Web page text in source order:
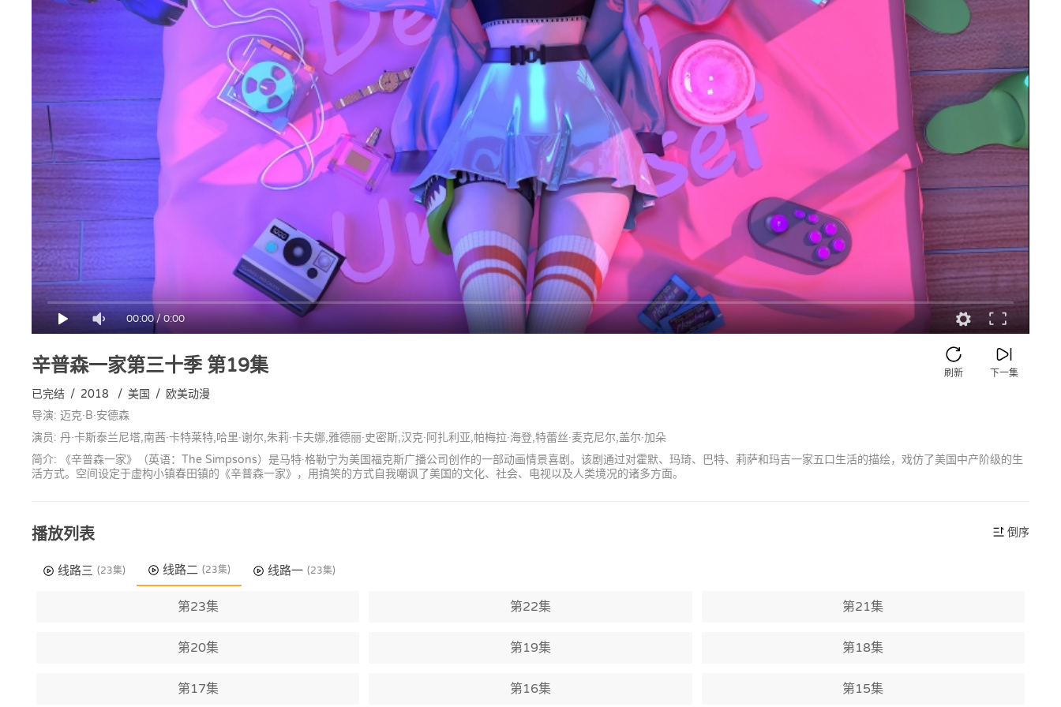
00:00/0:00
辛普森一家第三十季第19集 下一集
刷新
已完结 / 2018 / 美国 / 欧美动漫
导演: 迈克·B·安德森
演员: 丹·卡斯泰兰尼塔,南茜·卡特莱特,哈里·谢尔,朱莉·卡夫娜,雅德丽·史密斯,汉克·阿扎利亚,帕梅拉·海登,特蕾丝·麦克尼尔,盖尔·加朵
简介: 《辛普森一家》（英语：The Simpsons）是马特·格勒宁为美国福克斯广播公司创作的一部动画情景喜剧。该剧通过对霍默、玛琦、巴特、莉萨和玛吉一家五口生活的描绘，戏仿了美国中产阶级的生
活方式。空间设定于虚构小镇春田镇的《辛普森一家》，用搞笑的方式自我嘲讽了美国的文化、社会、电视以及人类境况的诸多方面。
播放列表 倒序
线路三 (23集) 线路二 (23集) 线路一 (23集)
第23集 第22集 第21集
第20集 第19集 第18集
第17集 第16集 第15集